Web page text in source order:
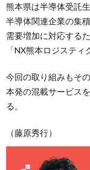
熊本県は半導体受託
半導体関連企業の集
需要増加に対応する
「NX熊本ロジステ
今回の取り組みもそ
本発の混載サービス
る。
（藤原秀行）